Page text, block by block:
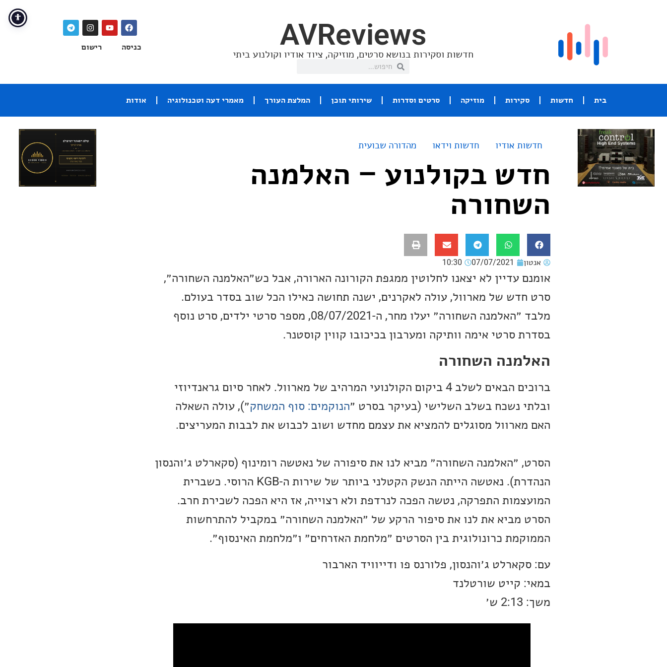
AVReviews
חדשות וסקירות בנושא סרטים, מוזיקה, ציוד אודיו וקולנוע ביתי
כניסה רישום
בית חדשות סקירות מוזיקה סרטים וסדרות שירותי תוכן המלצת העורך מאמרי דעה וטכנולוגיה אודות
חדשות אודיו חדשות וידאו מהדורה שבועית
חדש בקולנוע – האלמנה
השחורה
אנטון 07/07/2021
10:30
אומנם עדיין לא יצאנו לחלוטין ממגפת הקורונה הארורה, אבל כש״האלמנה השחורה״,
סרט חדש של מארוול, עולה לאקרנים, ישנה תחושה כאילו הכל שוב בסדר בעולם.
מלבד ״האלמנה השחורה״ יעלו מחר, ה-08/07/2021, מספר סרטי ילדים, סרט נוסף
בסדרת סרטי אימה וותיקה ומערבון בכיכובו קווין קוסטנר.
האלמנה השחורה
ברוכים הבאים לשלב 4 ביקום הקולנועי המרהיב של מארוול. לאחר סיום גראנדיוזי
ובלתי נשכח בשלב השלישי (בעיקר בסרט ״הנוקמים: סוף המשחק״), עולה השאלה
האם מארוול מסוגלים להמציא את עצמם מחדש ושוב לכבוש את לבבות המעריצים.
הסרט, ״האלמנה השחורה״ מביא לנו את סיפורה של נאטשה רומינוף (סקארלט ג׳והנסון
הנהדרת). נאטשה הייתה הנשק הקטלני ביותר של שירות ה-KGB הרוסי. כשברית
המועצמות התפרקה, נטשה הפכה לנרדפת ולא רצוייה, אז היא הפכה לשכירת חרב.
הסרט מביא את לנו את סיפור הרקע של ״האלמנה השחורה״ במקביל להתרחשות
הממוקמת כרונולוגית בין הסרטים ״מלחמת האזרחים״ ו״מלחמת האינסוף״.
עם: סקארלט ג׳והנסון, פלורנס פו ודייוויד הארבור
במאי: קייט שורטלנד
משך: 2:13 ש׳